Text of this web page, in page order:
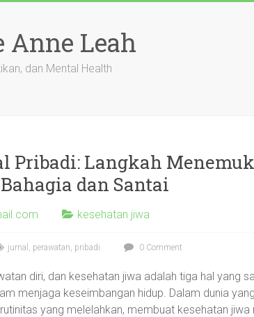
Anne Leah
dan Mental Health
Pribadi: Langkah
dan Santai
kesehatan jiwa
jurnal , perawatan, pribadi 0 Comment
diri, dan kesehatan jiwa adalah tiga hal yang
menjaga keseimbangan hidup. Dalam dunia
yang melelahkan, membuat kesehatan